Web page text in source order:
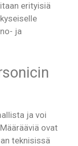
erityisiä
ja
ja voi
ovat
teknisissä